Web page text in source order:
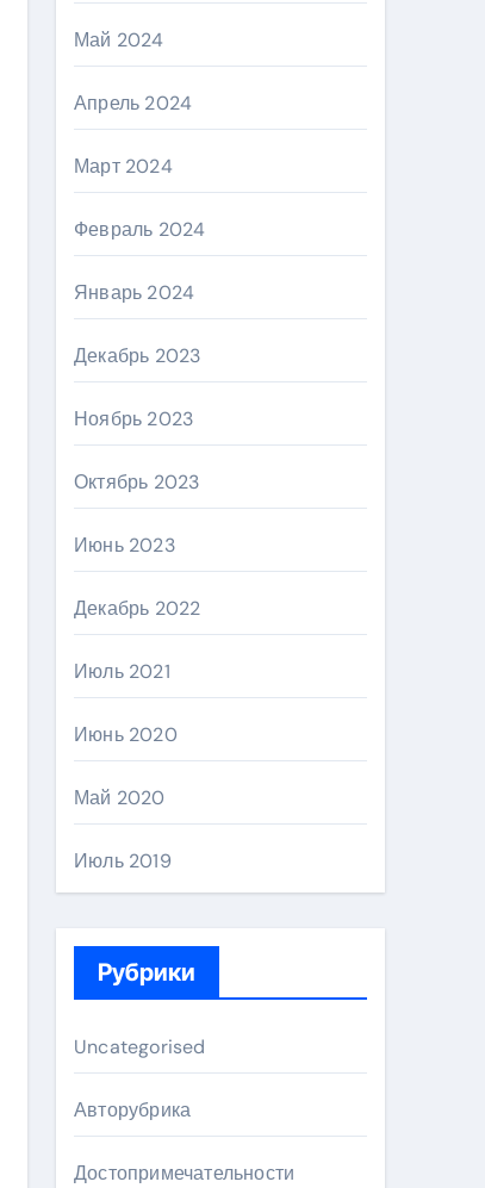
Май 2024
Апрель 2024
Март 2024
Февраль 2024
Январь 2024
Декабрь 2023
Ноябрь 2023
Октябрь 2023
Июнь 2023
Декабрь 2022
Июль 2021
Июнь 2020
Май 2020
Июль 2019
Рубрики
Uncategorised
Авторубрика
Достопримечательности